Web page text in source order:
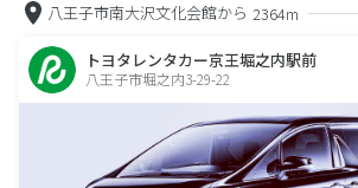
八王子市南大沢文化会館から 2364m
トヨタレンタカー京王堀之内駅前
八王子市堀之内3-29-22